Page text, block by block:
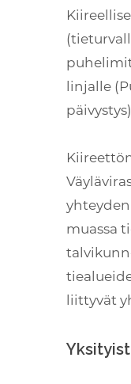
linjalle
yhteyden
muassa
liittyvät